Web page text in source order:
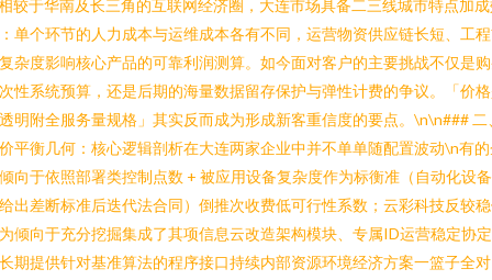
较于华南及长三角的互联网经济圈，大连市场具备二三线城市特点加
单个环节的人力成本与运维成本各有不同，运营物资供应链长短、工
杂度影响核心产品的可靠利润测算。如今面对客户的主要挑战不仅是
性系统预算，还是后期的海量数据留存保护与弹性计费的争议。「价
明附全服务量规格」其实反而成为形成新客重信度的要点。\n\n### 二
平衡几何：核心逻辑剖析在大连两家企业中并不单单随配置波动\n有
向于依照部署类控制点数 + 被应用设备复杂度作为标衡准（自动化设
出差断标准后迭代法合同）倒推次收费低可行性系数；云彩科技反较
倾向于充分挖掘集成了其项信息云改造架构模块、专属ID运营稳定协
期提供针对基准算法的程序接口持续内部资源环境经济方案一篮子全对